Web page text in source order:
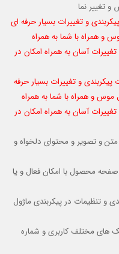
تغییر نما
و تغییرات بسیار حرفه ای
و همراه با شما به همراه
آسان به همراه امکان در
و تغییرات بسیار حرفه
موس و همراه با شما به همراه
آسان به همراه امکان در
متن و تصویر و محتوای دلخواه و
محصول با امکان فعال و یا
و تنظیمات در پیکربندی ماژول
های مختلف کاربری و شماره